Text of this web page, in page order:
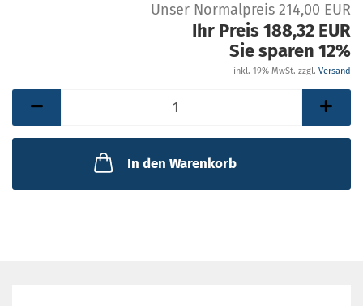
Unser Normalpreis 214,00 EUR
Ihr Preis 188,32 EUR
Sie sparen 12%
inkl. 19% MwSt. zzgl. Versand
In den Warenkorb